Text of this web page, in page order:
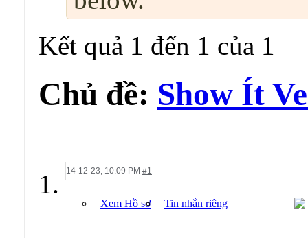
Kết quả 1 đến 1 của 1
Chủ đề: Show Ít
14-12-23, 10:09 PM #1
Xem Hồ sơ Tin nhắn riêng